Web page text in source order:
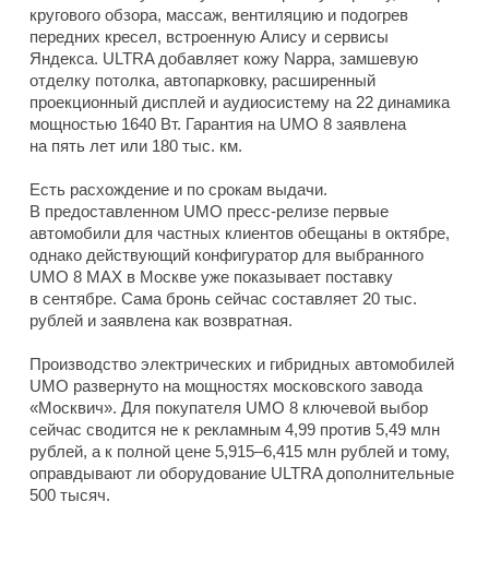
кругового обзора, массаж, вентиляцию и подогрев
передних кресел, встроенную Алису и сервисы
Яндекса. ULTRA добавляет кожу Nappa, замшевую
отделку потолка, автопарковку, расширенный
проекционный дисплей и аудиосистему на 22 динамика
мощностью 1640 Вт. Гарантия на UMO 8 заявлена
на пять лет или 180 тыс. км.
Есть расхождение и по срокам выдачи.
В предоставленном UMO пресс-релизе первые
автомобили для частных клиентов обещаны в октябре,
однако действующий конфигуратор для выбранного
UMO 8 MAX в Москве уже показывает поставку
в сентябре. Сама бронь сейчас составляет 20 тыс.
рублей и заявлена как возвратная.
Производство электрических и гибридных автомобилей
UMO развернуто на мощностях московского завода
«Москвич». Для покупателя UMO 8 ключевой выбор
сейчас сводится не к рекламным 4,99 против 5,49 млн
рублей, а к полной цене 5,915–6,415 млн рублей и тому,
оправдывают ли оборудование ULTRA дополнительные
500 тысяч.